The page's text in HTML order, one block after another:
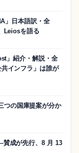
」日本語訳・全
Leiosを語る
」紹介・解説・全
インフラ」は誰が
つの国庫提案が分か
成が先行、8 月 13